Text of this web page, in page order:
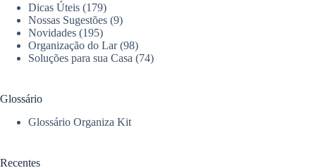
Dicas Úteis (179)
Nossas Sugestões (9)
Novidades (195)
Organização do Lar(98)
Soluções para sua Casa (74)
Glossário
Glossário Organiza Kit
Recentes